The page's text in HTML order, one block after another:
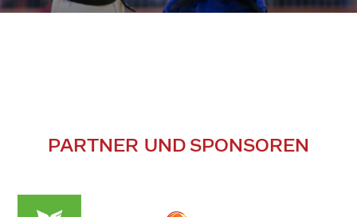
PARTNER UND SPONSOREN